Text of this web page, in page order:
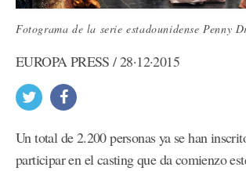
Fotograma de la serie estadounidense Penny
EUROPA PRESS / 28·12·2015
Un total de 2.200 personas ya se han
participar en el casting que da comienzo